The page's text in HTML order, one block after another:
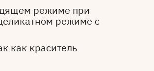
режиме при
режиме с
как краситель